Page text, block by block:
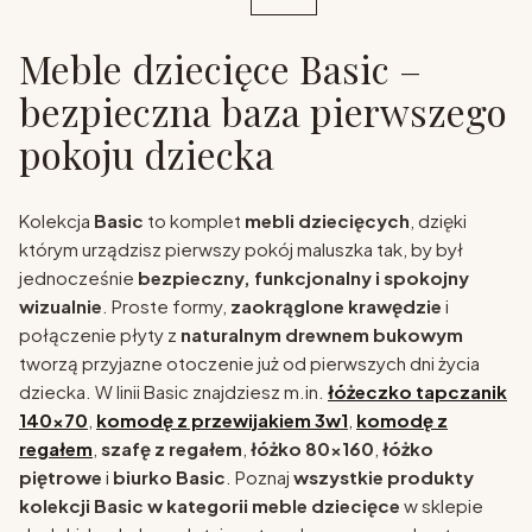
Meble dziecięce Basic –
bezpieczna baza pierwszego
pokoju dziecka
Kolekcja Basic to komplet mebli dziecięcych , dzięki
którym urządzisz pierwszy pokój maluszka tak, by był
jednocześnie bezpieczny, funkcjonalny i spokojny
wizualnie . Proste formy, zaokrąglone krawędzie i
połączenie płyty z naturalnym drewnem bukowym
tworzą przyjazne otoczenie już od pierwszych dni życia
dziecka. W linii Basic znajdziesz m.in. łóżeczko tapczanik
140x70 komodę z przewijakiem 3w1 komodę z
regałem szafę z regałem łóżko 80x160 łóżko
piętrowe i biurko Basic . Poznaj wszystkie produkty
kolekcji Basic w kategorii meble dziecięce w sklepie